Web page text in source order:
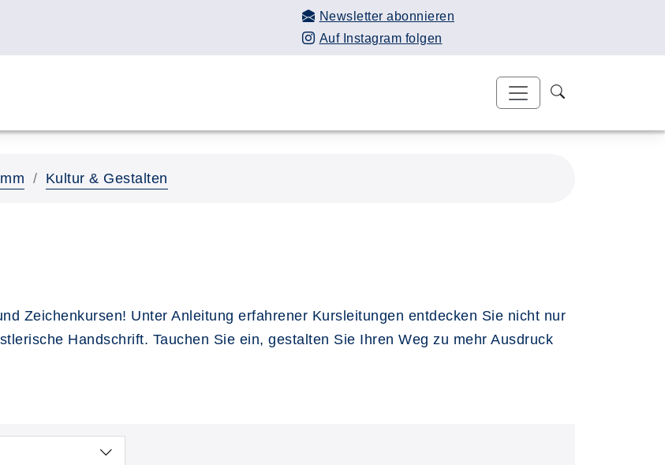
Newsletter abonnieren
Auf Instagram folgen
Kultur & Gestalten
Zeichenkursen! Unter Anleitung erfahrener Kursleitungen entdecken Sie nicht nur
Handschrift. Tauchen Sie ein, gestalten Sie Ihren Weg zu mehr Ausdruck